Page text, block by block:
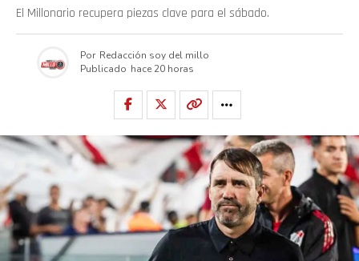
El Millonario recupera piezas clave para el sábado.
Por Redacción soy del millo
Publicado hace 20 horas